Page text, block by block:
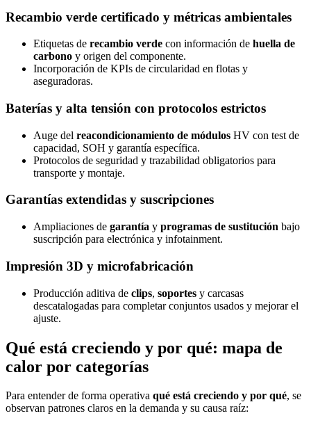
Recambio verde certificado y métricas ambientales
Etiquetas de recambio verde con información de huella de
carbono y origen del componente.
Incorporación de KPIs de circularidad en flotas y
aseguradoras.
Baterías y alta tensión con protocolos estrictos
Auge del reacondicionamiento de módulos HV con test de
capacidad, SOH y garantía específica.
Protocolos de seguridad y trazabilidad obligatorios para
transporte y montaje.
Garantías extendidas y suscripciones
Ampliaciones de garantía y programas de sustitución bajo
suscripción para electrónica y infotainment.
Impresión 3D y microfabricación
Producción aditiva de clips, soportes y carcasas
descatalogadas para completar conjuntos usados y mejorar el
ajuste.
Qué está creciendo y por qué: mapa de
calor por categorías
Para entender de forma operativa qué está creciendo y por qué, se
observan patrones claros en la demanda y su causa raíz: